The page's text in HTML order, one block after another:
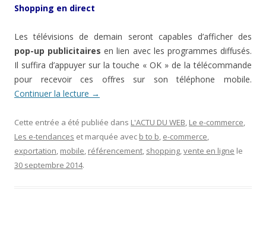
Shopping en direct
Les télévisions de demain seront capables d’afficher des
pop-up publicitaires en lien avec les programmes diffusés.
Il suffira d’appuyer sur la touche « OK » de la télécommande
pour recevoir ces offres sur son téléphone mobile.
Continuer la lecture →
Cette entrée a été publiée dans L'ACTU DU WEB, Le e-commerce,
Les e-tendances et marquée avec b to b, e-commerce,
exportation, mobile, référencement, shopping,vente en ligne le
30 septembre 2014.